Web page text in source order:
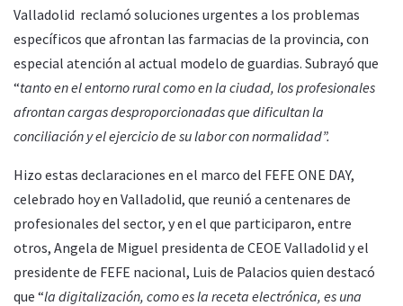
Valladolid reclamó soluciones urgentes a los problemas
específicos que afrontan las farmacias de la provincia, con
especial atención al actual modelo de guardias. Subrayó que
“tanto en el entorno rural como en la ciudad, los profesionales
afrontan cargas desproporcionadas que dificultan la
conciliación y el ejercicio de su labor con normalidad”.
Hizo estas declaraciones en el marco del FEFE ONE DAY,
celebrado hoy en Valladolid, que reunió a centenares de
profesionales del sector, y en el que participaron, entre
otros, Angela de Miguel presidenta de CEOE Valladolid y el
presidente de FEFE nacional, Luis de Palacios quien destacó
que “la digitalización, como es la receta electrónica, es una